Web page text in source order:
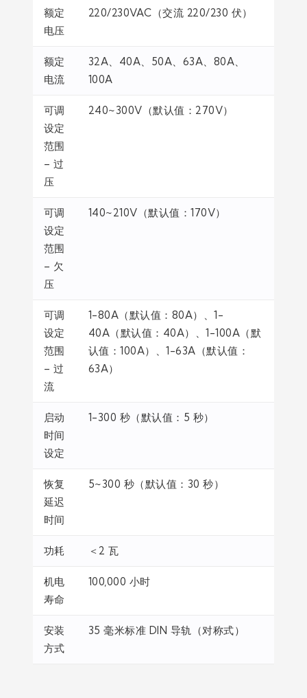
额定
电压
220/230VAC（交流 220/230 伏）
额定
电流
32A、40A、50A、63A、80A、
100A
可调
设定
范围
– 过
压
240~300V（默认值：270V）
可调
设定
范围
– 欠
压
140~210V（默认值：170V）
可调
设定
范围
– 过
流
1-80A（默认值：80A）、1-
40A（默认值：40A）、1-100A（默
认值：100A）、1-63A（默认值：
63A）
启动
时间
设定
1-300 秒（默认值：5 秒）
恢复
延迟
时间
5~300 秒（默认值：30 秒）
功耗 ＜2 瓦
机电
寿命
100,000 小时
安装
方式
35 毫米标准 DIN 导轨（对称式）